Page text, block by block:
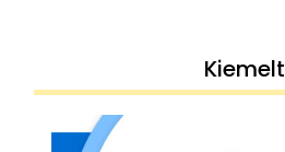
Kiemelt